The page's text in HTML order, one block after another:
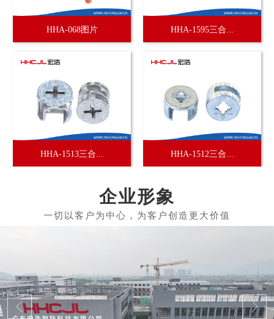
HHA-068图片 HHA-1595三合...
HHA-1513三合... HHA-1512三合...
企业形象